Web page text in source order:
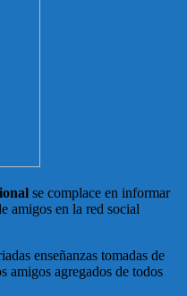
se complace en informar
amigos en la red social
enseñanzas tomadas de
amigos agregados de todos